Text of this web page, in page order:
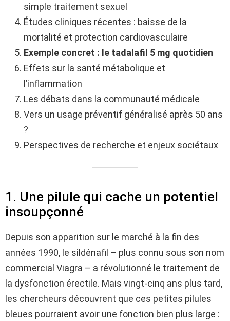
simple traitement sexuel
Études cliniques récentes : baisse de la
mortalité et protection cardiovasculaire
Exemple concret : le tadalafil 5 mg quotidien
Effets sur la santé métabolique et
l’inflammation
Les débats dans la communauté médicale
Vers un usage préventif généralisé après 50 ans
?
Perspectives de recherche et enjeux sociétaux
1. Une pilule qui cache un potentiel
insoupçonné
Depuis son apparition sur le marché à la fin des
années 1990, le sildénafil – plus connu sous son nom
commercial Viagra – a révolutionné le traitement de
la dysfonction érectile. Mais vingt-cinq ans plus tard,
les chercheurs découvrent que ces petites pilules
bleues pourraient avoir une fonction bien plus large :